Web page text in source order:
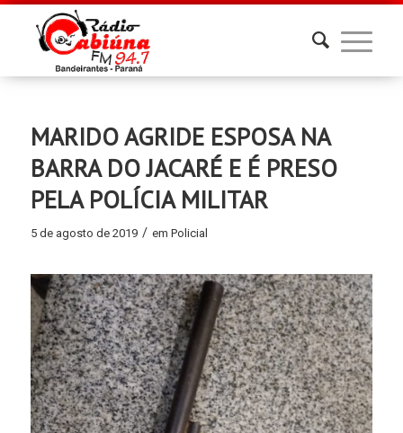
MARIDO AGRIDE ESPOSA NA
BARRA DO JACARÉ E É PRESO
PELA POLÍCIA MILITAR
5 de agosto de 2019 / em Policial